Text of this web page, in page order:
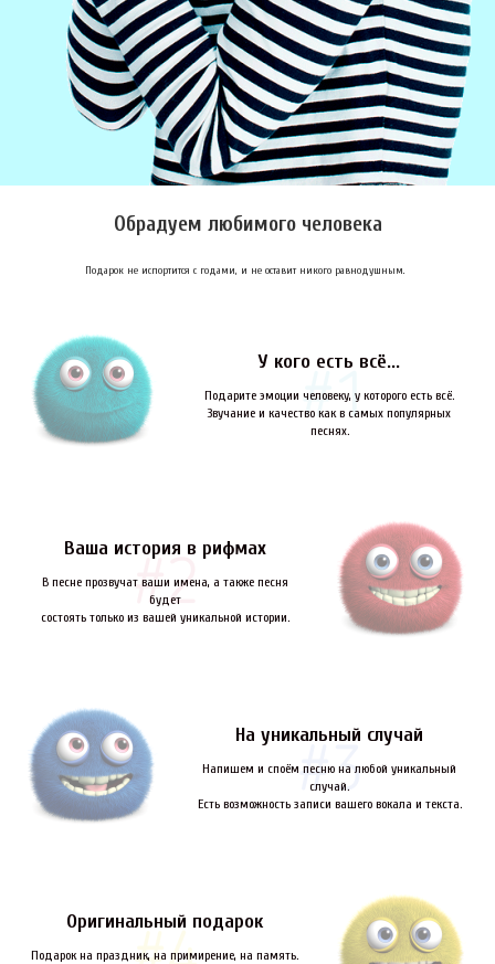
Обрадуем любимого человека
Подарок не испортится с годами, и не оставит никого равнодушным.
У кого есть всё...
Подарите эмоции человеку, у которого есть всё.
Звучание и качество как в самых популярных
песнях.
Ваша история в рифмах
В песне прозвучат ваши имена, а также песня
будет
состоять только из вашей уникальной истории.
На уникальный случай
Напишем и споём песню на любой уникальный
случай.
Есть возможность записи вашего вокала и текста.
Оригинальный подарок
Подарок на праздник, на примирение, на память.